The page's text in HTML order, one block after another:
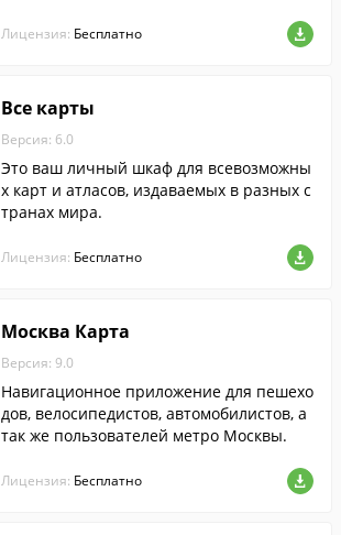
ехмерной карте.
Лицензия: Бесплатно
Все карты
Версия: 6.0
Это ваш личный шкаф для всевозможны
х карт и атласов, издаваемых в разных с
транах мира.
Лицензия: Бесплатно
Москва Карта
Версия: 9.0
Навигационное приложение для пешехо
дов, велосипедистов, автомобилистов, а
так же пользователей метро Москвы.
Лицензия: Бесплатно